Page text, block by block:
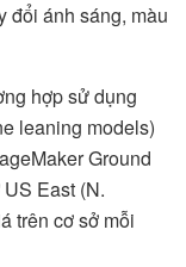
đổi ánh sáng, màu
hợp sử dụng
leaning models)
Ground
East (N.
trên cơ sở mỗi